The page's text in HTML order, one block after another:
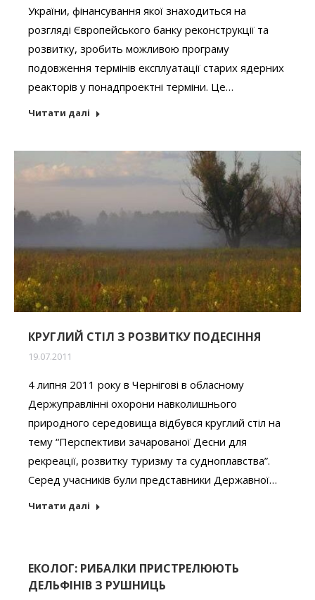
України, фінансування якої знаходиться на
розгляді Європейського банку реконструкції та
розвитку, зробить можливою програму
подовження термінів експлуатації старих ядерних
реакторів у понадпроектні терміни. Це…
Читати далі
КРУГЛИЙ СТІЛ З РОЗВИТКУ ПОДЕСІННЯ
19.07.2011
4 липня 2011 року в Чернігові в обласному
Держуправлінні охорони навколишнього
природного середовища відбувся круглий стіл на
тему “Перспективи зачарованої Десни для
рекреації, розвитку туризму та судноплавства”.
Серед учасників були представники Державної…
Читати далі
ЕКОЛОГ: РИБАЛКИ ПРИСТРЕЛЮЮТЬ
ДЕЛЬФІНІВ З РУШНИЦЬ